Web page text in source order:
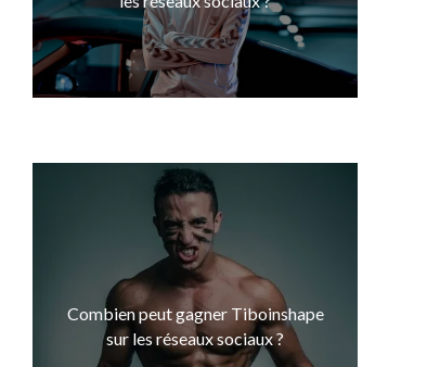
Combien peut gagner Tiboinshape
sur les réseaux sociaux ?